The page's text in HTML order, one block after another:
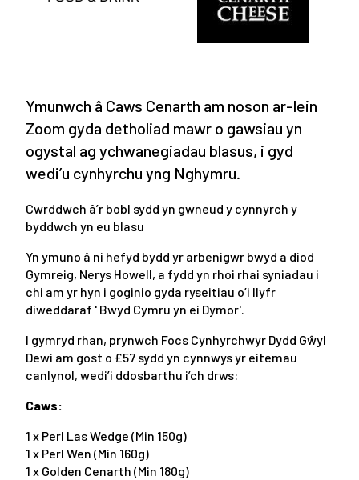
Ymunwch â Caws Cenarth am noson ar-lein
Zoom gyda detholiad mawr o gawsiau yn
ogystal ag ychwanegiadau blasus, i gyd
wedi’u cynhyrchu yng Nghymru.
Cwrddwch â’r bobl sydd yn gwneud y cynnyrch y
byddwch yn eu blasu
Yn ymuno â ni hefyd bydd yr arbenigwr bwyd a diod
Gymreig, Nerys Howell, a fydd yn rhoi rhai syniadau i
chi am yr hyn i goginio gyda ryseitiau o’i llyfr
diweddaraf ' Bwyd Cymru yn ei Dymor'.
I gymryd rhan, prynwch Focs Cynhyrchwyr Dydd Gŵyl
Dewi am gost o £57 sydd yn cynnwys yr eitemau
canlynol, wedi’i ddosbarthu i’ch drws:
Caws:
1 x Perl Las Wedge (Min 150g)
1 x Perl Wen (Min 160g)
1 x Golden Cenarth (Min 180g)